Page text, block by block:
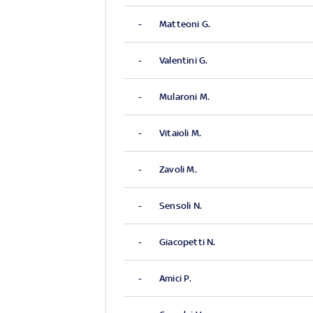
- Matteoni G.
- Valentini G.
- Mularoni M.
- Vitaioli M.
- Zavoli M.
- Sensoli N.
- Giacopetti N.
- Amici P.